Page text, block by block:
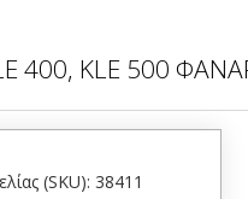
400, KLE 500
(SKU): 38411